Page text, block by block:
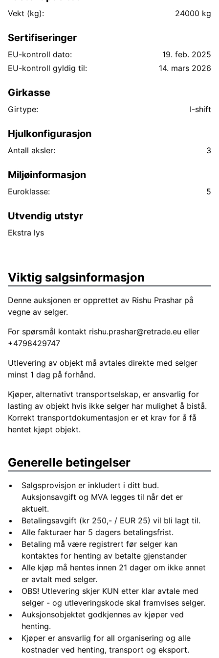
L-jern bak vil bli byttet før levering
Vekt (kg): 24000 kg
Sertifiseringer
EU-kontroll dato:
19. feb. 2025
EU-kontroll gyldig til:
14. mars 2026
Girkasse
Girtype: I-shift
Hjulkonfigurasjon
Antall aksler: 3
Miljøinformasjon
Euroklasse: 5
Utvendig utstyr
Ekstra lys
Viktig salgsinformasjon
Denne auksjonen er opprettet av Rishu Prashar på
vegne av selger.
For spørsmål kontakt rishu.prashar@retrade.eu eller
+4798429747
Utlevering av objekt må avtales direkte med selger
minst 1 dag på forhånd.
Kjøper, alternativt transportselskap, er ansvarlig for
lasting av objekt hvis ikke selger har mulighet å bistå.
Korrekt transportdokumentasjon er et krav for å få
hentet kjøpt objekt.
Generelle betingelser
Salgsprovisjon er inkludert i ditt bud.
Auksjonsavgift og MVA legges til når det er
aktuelt.
Betalingsavgift (kr 250,- / EUR 25) vil bli lagt til.
Alle fakturaer har 5 dagers betalingsfrist.
Betaling må være registrert før selger kan
kontaktes for henting av betalte gjenstander
Alle kjøp må hentes innen 21 dager om ikke annet
er avtalt med selger.
OBS! Utlevering skjer KUN etter klar avtale med
selger - og utleveringskode skal framvises selger.
Auksjonsobjektet godkjennes av kjøper ved
henting.
Kjøper er ansvarlig for all organisering og alle
kostnader ved henting, transport og eksport.